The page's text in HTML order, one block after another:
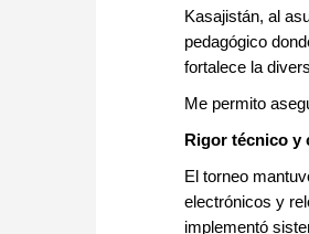
Kasajistán, al
pedagógico
fortalece la
Me permito
Rigor técnico y
El torneo
electrónicos y
implementó